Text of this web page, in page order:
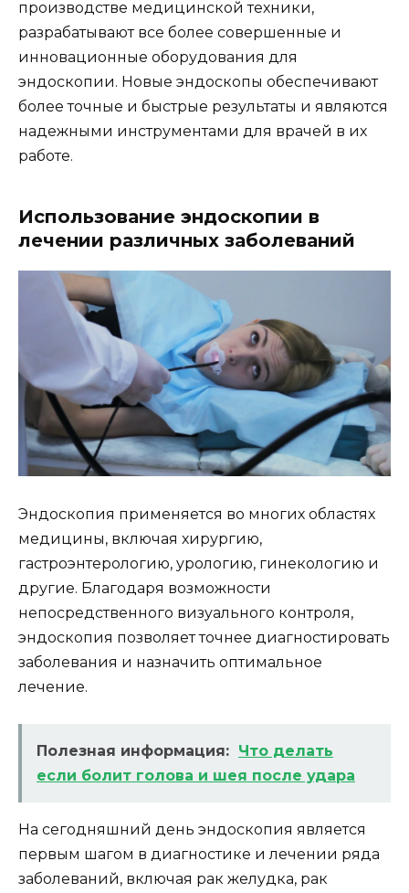
производстве медицинской техники,
разрабатывают все более совершенные и
инновационные оборудования для
эндоскопии. Новые эндоскопы обеспечивают
более точные и быстрые результаты и являются
надежными инструментами для врачей в их
работе.
Использование эндоскопии в
лечении различных заболеваний
Эндоскопия применяется во многих областях
медицины, включая хирургию,
гастроэнтерологию, урологию, гинекологию и
другие. Благодаря возможности
непосредственного визуального контроля,
эндоскопия позволяет точнее диагностировать
заболевания и назначить оптимальное
лечение.
Полезная информация: Что делать
если болит голова и шея после удара
На сегодняшний день эндоскопия является
первым шагом в диагностике и лечении ряда
заболеваний, включая рак желудка, рак